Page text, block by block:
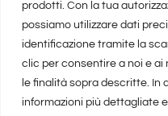
prodotti. Con la tua
possiamo utilizzare dati
identificazione tramite la
clic per consentire a noi e
le finalità sopra descritte. In
informazioni più dettagliate